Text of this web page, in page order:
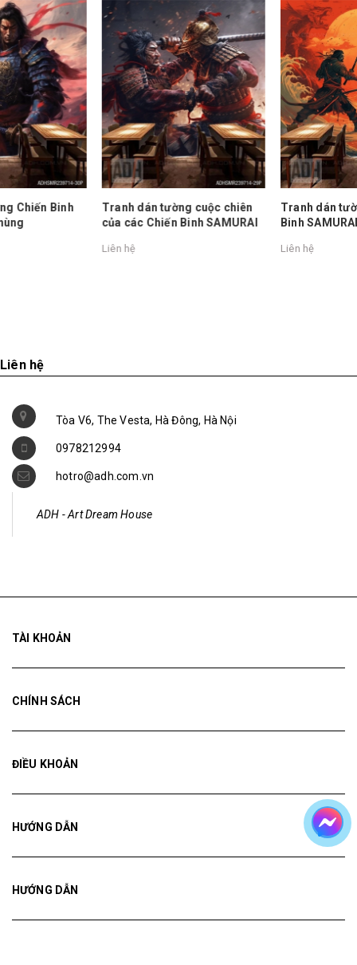
Tranh dán tường cuộc chiên
của các Chiến Binh SAMURAI
Tranh dán tường Những Chiến
Binh SAMURAI
Liên hệ
Tòa V6, The Vesta, Hà Đông, Hà Nội
0978212994
hotro@adh.com.vn
ADH - Art Dream House
TÀI KHOẢN
CHÍNH SÁCH
ĐIỀU KHOẢN
HƯỚNG DẪN
HƯỚNG DẪN